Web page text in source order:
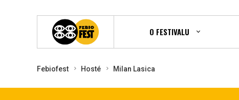
O FESTIVALU
Febiofest Hosté Milan Lasica